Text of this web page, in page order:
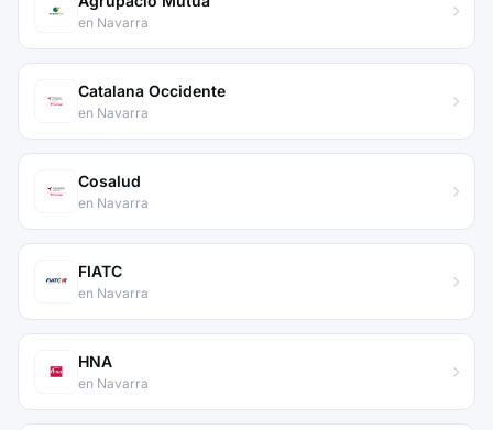
en Navarra
Catalana Occidente
en Navarra
Cosalud
en Navarra
FIATC
en Navarra
HNA
en Navarra